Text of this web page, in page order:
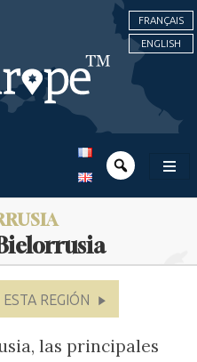
FRANÇAIS
ENGLISH
REGIÓN
las principales